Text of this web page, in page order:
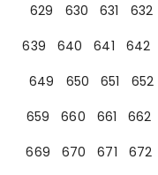
629
630 631 632
639
640 641 642
649
650 651 652
659
660 661 662
669
670 671 672